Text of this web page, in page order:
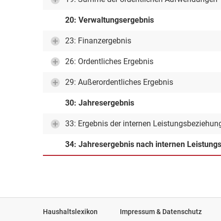
20: Verwaltungsergebnis
23: Finanzergebnis
26: Ordentliches Ergebnis
29: Außerordentliches Ergebnis
30: Jahresergebnis
33: Ergebnis der internen
34: Jahresergebnis nach internen
Haushaltslexikon Impressum & Datenschutz